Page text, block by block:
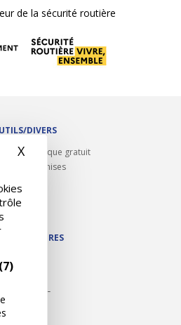
(7)
X Masquer le bandeau des
de la sécurité routière
DIVERS
technique gratuit
Remises
Contact
PARTENAIRES
Autodidact
Karoil
Autovision PL
Motovision